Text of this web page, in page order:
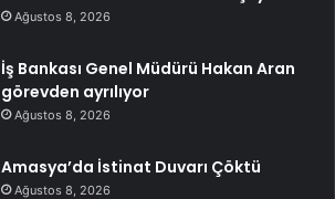
Ağustos 8, 2026
İş Bankası Genel Müdürü Hakan Aran
görevden ayrılıyor
Ağustos 8, 2026
Amasya’da İstinat Duvarı Çöktü
Ağustos 8, 2026